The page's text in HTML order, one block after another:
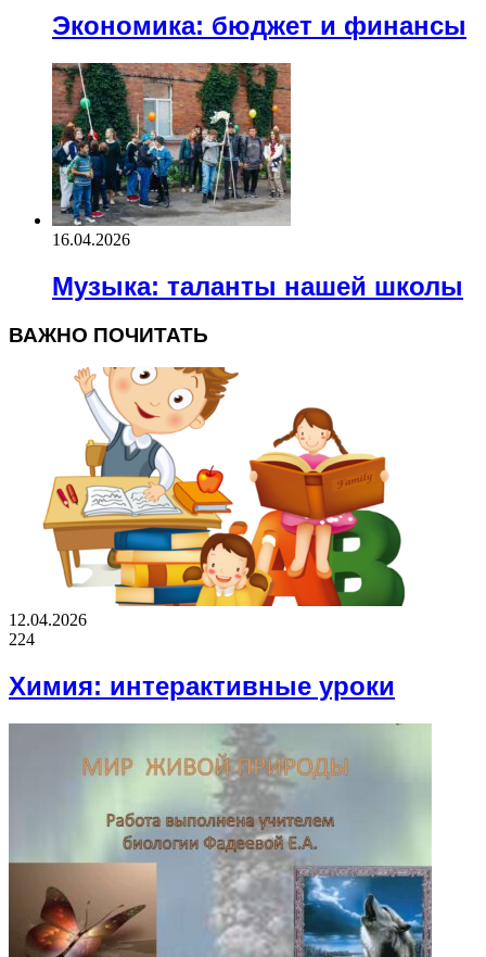
Экономика: бюджет и финансы
16.04.2026
Музыка: таланты нашей школы
ВАЖНО ПОЧИТАТЬ
12.04.2026
224
Химия: интерактивные уроки